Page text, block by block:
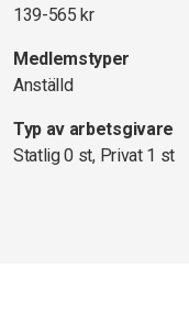
139-565 kr
Medlemstyper
Anställd
Typ av arbetsgivare
Statlig 0 st, Privat 1 st